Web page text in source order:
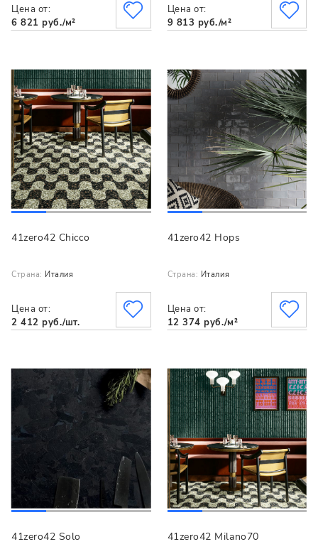
Цена от:
6 821 руб./м²
Цена от:
9 813 руб./м²
41zero42 Chicco
Страна: Италия
Цена от:
2 412 руб./шт.
41zero42 Hops
Страна: Италия
Цена от:
12 374 руб./м²
41zero42 Solo 41zero42 Milano70